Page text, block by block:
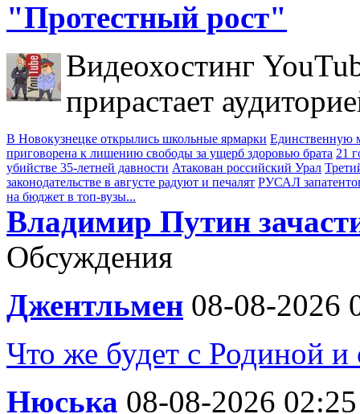
"Протестный рост"
Видеохостинг
прирастает
В Новокузнецке открылись школьные ярмарки Единственную
приговорена к лишению свободы за ущерб здоровью брата 21
убийстве 35-летней давности Атакован российский Урал
законодательстве в августе радуют и печалят РУСАЛ
на бюджет в топ-вузы...
Владимир Путин
Обсуждения
Джентльмен 08-08-2026
Что же будет с Родиной и
Нюська 08-08-2026 02:25